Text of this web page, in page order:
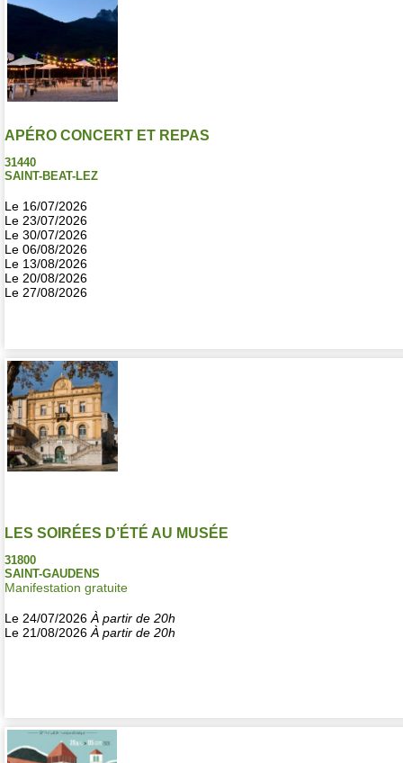
APÉRO CONCERT ET REPAS
31440
SAINT-BEAT-LEZ
Le 16/07/2026
Le 23/07/2026
Le 30/07/2026
Le 06/08/2026
Le 13/08/2026
Le 20/08/2026
Le 27/08/2026
LES SOIRÉES D’ÉTÉ AU MUSÉE
31800
SAINT-GAUDENS
Manifestation gratuite
Le 24/07/2026 À partir de 20h
Le 21/08/2026 À partir de 20h